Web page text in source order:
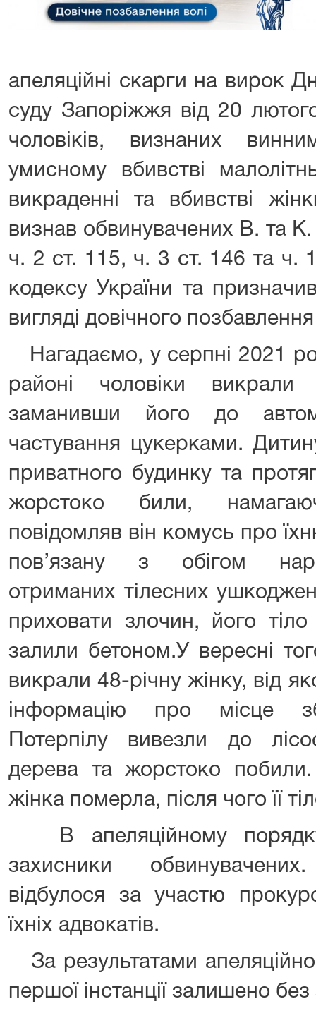
апеляційні скарги на вирок
суду Запоріжжя від 20
чоловіків, визнаних
умисному вбивстві
викраденні та вбивстві
визнав обвинувачених В. та
ч. 2 ст. 115, ч. 3 ст. 146 та ч.
кодексу України та
вигляді довічного позбавлення
Нагадаємо, у серпні 2021
районі чоловіки викрали
заманивши його до
частування цукерками.
приватного будинку та
жорстоко били,
повідомляв він комусь про
пов’язану з обігом
отриманих тілесних
приховати злочин, його
залили бетоном.У вересні
викрали 48-річну жінку, від
інформацію про місце
Потерпілу вивезли до
дерева та жорстоко
жінка померла, після чого її
В апеляційному
захисники
відбулося за участю
їхніх адвокатів.
За результатами
першої інстанції залишено без